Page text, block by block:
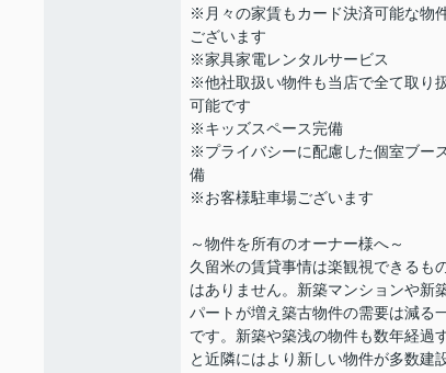
※月々の家賃もカード決済可能な物
ございます
※家具家電レンタルサービス
※他社取扱い物件も当店で全て取り
可能です
※キッズスペース完備
※プライバシーに配慮した個室ブー
備
※お客様駐車場ございます
～物件を所有のオーナー様へ～
久留米の賃貸事情は楽観視できるも
はありません。新築マンションや新
パートが増え築古物件の需要は減る
です。新築や築浅の物件も数年経過
と近隣にはより新しい物件が多数建